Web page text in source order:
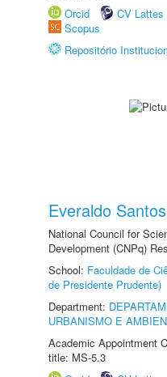
Orcid
CV Lattes
Scopus
Repositório
Everaldo
National Council for
Development (CNPq)
School: Faculdade de
de Presidente Prudente)
Department:
URBANISMO E
Academic Appointment
title: MS-5.3